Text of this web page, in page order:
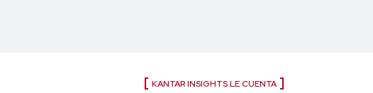
KANTAR INSIGHTS LE CUENTA